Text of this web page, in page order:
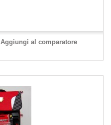
Aggiungi al comparatore